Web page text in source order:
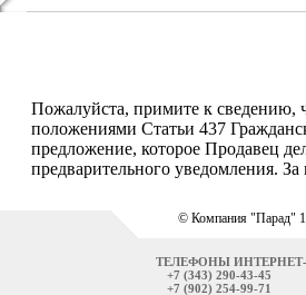
Пожалуйста, примите к сведению,
положениями Статьи 437
предложение, которое Продавец
предварительного уведомления.
© Компания "Парад"
ТЕЛЕФОНЫ
+7 (343) 290-43-45
+7 (902) 254-99-71